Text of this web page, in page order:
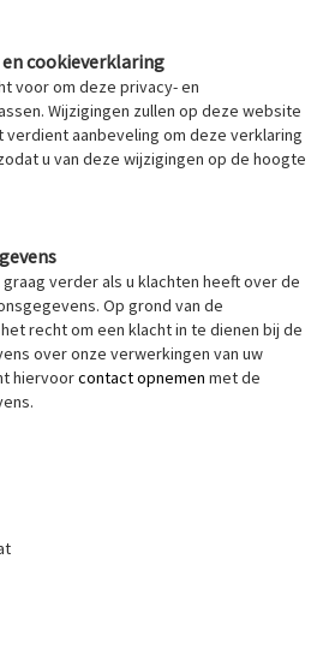
cookieverklaring
voor om deze privacy- en
Wijzigingen zullen op deze website
aanbeveling om deze verklaring
u van deze wijzigingen op de hoogte
verder als u klachten heeft over de
Op grond van de
recht om een klacht in te dienen bij de
over onze verwerkingen van uw
hiervoorcontact opnemen met de